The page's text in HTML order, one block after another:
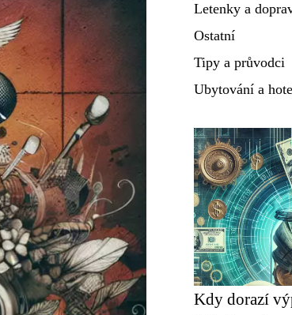
Letenky a
Ostatní
Tipy a průvodci
Ubytování a
Kdy dorazí